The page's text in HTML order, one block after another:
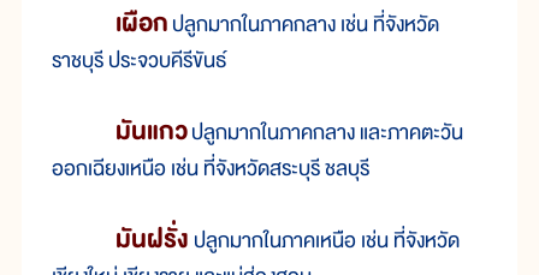
เผือกปลูกมากในภาคกลาง เช่น ที่จังหวัด
ราชบุรี ประจวบคีรีขันธ์
มันแกวปลูกมากในภาคกลาง และภาคตะวัน
ออกเฉียงเหนือ เช่น ที่จังหวัดสระบุรี ชลบุรี
มันฝรั่ง ปลูกมากในภาคเหนือ เช่น ที่จังหวัด